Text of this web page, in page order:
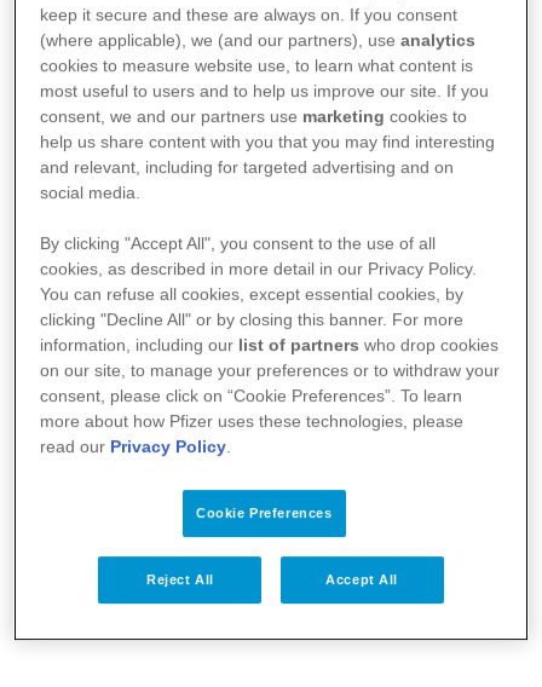
essas plataformas ou programas sejam oferecidos
pela Pfizer ou em nome da Pfizer. Caso você utilize
outras plataformas ou participe de programas de
pacientes, por favor consulte a política de
privacidade desses programas ou plataformas.
Embora o compartilhamento dos dados
pessoais com a Pfizer seja uma escolha do
usuário, ela é condição para uso do website e
para que possamos oferecer atendimento
pelos canais de atendimento. Por isso,
recomendamos que esta política de
Para fins desta Política de Privacidade, a Pfizer
atua como controladora dos dados pessoais dos
keep it secure and these are always on. If you consent
(where applicable), we (and our partners), useanalytics
cookies to measure website use, to learn what content is
most useful to users and to help us improve our site. If you
consent, we and our partners use marketing cookies to
help us share content with you that you may find interesting
and relevant, including for targeted advertising and on
social media.
By clicking "Accept All", you consent to the use of all
cookies, as described in more detail in our Privacy Policy.
You can refuse all cookies, except essential cookies, by
clicking "Decline All" or by closing this banner. For more
information, including our list of partners who drop cookies
on our site, to manage your preferences or to withdraw your
consent, please click on “Cookie Preferences”. To learn
more about how Pfizer uses these technologies, please
read our Privacy Policy.
Cookie Preferences
Reject All Accept All